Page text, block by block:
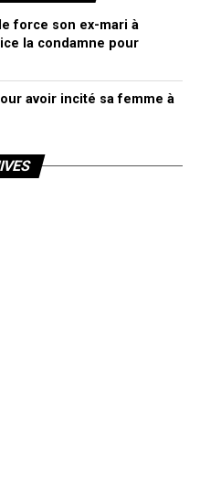
force son ex-mari à
la condamne pour
avoir incité sa femme à